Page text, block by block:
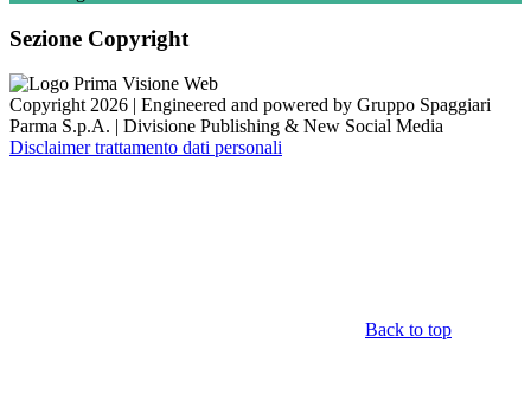
Sezione Copyright
Copyright 2026 | Engineered and powered by Gruppo Spaggiari
Parma S.p.A. | Divisione Publishing & New Social Media
Disclaimer trattamento dati personali
Back to top